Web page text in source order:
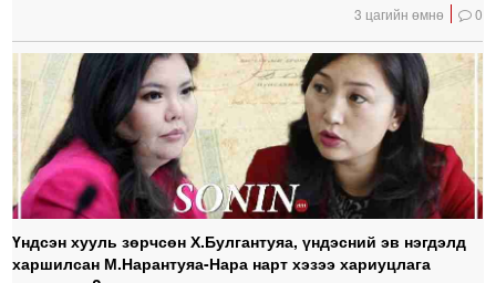
3 цагийн өмнө 0
Үндсэн хууль зөрчсөн Х.Булгантуяа, үндэсний эв нэгдэлд
харшилсан М.Нарантуяа-Нара нарт хэзээ хариуцлага